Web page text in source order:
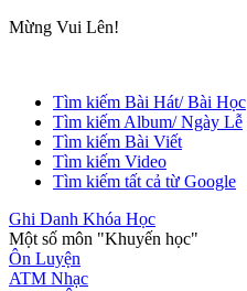
Mừng Vui Lên!
Tìm kiếm Bài Hát/ Bài Học
Tìm kiếm Album/ Ngày Lễ
Tìm kiếm Bài Viết
Tìm kiếm Video
Tìm kiếm tất cả từ Google
Ghi Danh Khóa Học
Một số môn "Khuyến học"
Ôn Luyện
ATM Nhạc